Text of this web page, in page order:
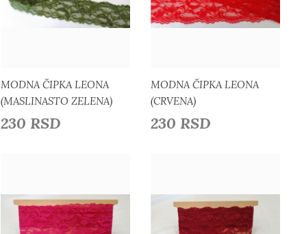
Dodaj u listu želja
MODNA ČIPKA LEONA
(MASLINASTO ZELENA)
230 RSD
Dodaj u listu želja
MODNA ČIPKA LEONA
(CRVENA)
230 RSD